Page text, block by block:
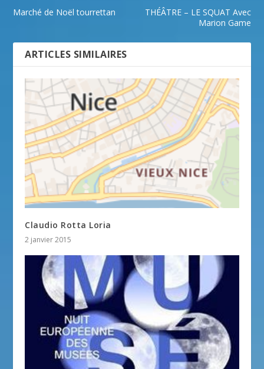
Marché de Noël tourrettan
THÉÂTRE – LE SQUAT Avec
Marion Game
ARTICLES SIMILAIRES
Claudio Rotta Loria
2 janvier 2015